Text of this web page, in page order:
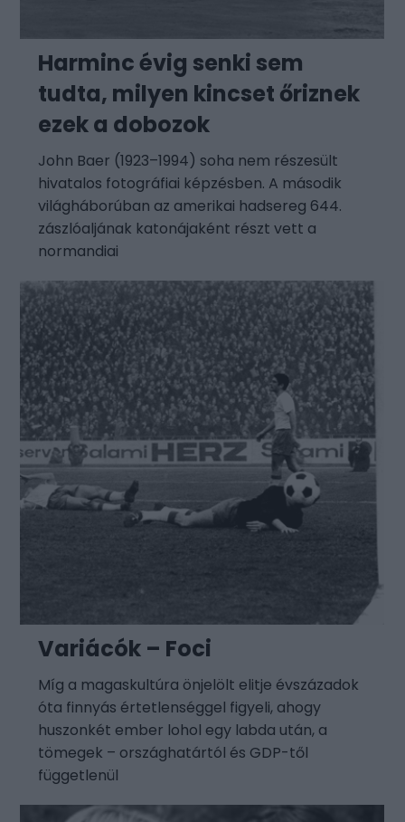
Harminc évig senki sem
tudta, milyen kincset őriznek
ezek a dobozok
John Baer (1923–1994) soha nem részesült
hivatalos fotográfiai képzésben. A második
világháborúban az amerikai hadsereg 644.
zászlóaljának katonájaként részt vett a
normandiai
Variácók – Foci
Míg a magaskultúra önjelölt elitje évszázadok
óta finnyás értetlenséggel figyeli, ahogy
huszonkét ember lohol egy labda után, a
tömegek – országhatártól és GDP-től
függetlenül